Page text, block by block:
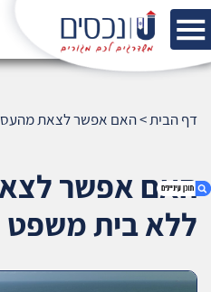
וקנסות (728)
דף הבית>האם אפשר לצאת מהעסקה
האם אפשר
ללא בית משפט